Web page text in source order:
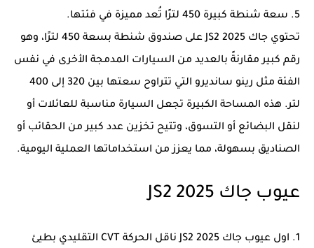
5. سعة شنطة كبيرة 450 لترًا تُعد مميزة في فئتها.
تحتوي جاك JS2 2025 على صندوق شنطة بسعة 450 لترًا، وهو
رقم كبير مقارنةً بالعديد من السيارات المدمجة الأخرى في نفس
الفئة مثل رينو سانديرو التي تتراوح سعتها بين 320 إلى 400
لتر. هذه المساحة الكبيرة تجعل السيارة مناسبة للعائلات أو
لنقل البضائع أو التسوق، وتتيح تخزين عدد كبير من الحقائب أو
الصناديق بسهولة، مما يعزز من استخداماتها العملية اليومية.
عيوب جاك JS2 2025
1. اول عيوب جاك JS2 2025 ناقل الحركة CVT التقليدي بطيئ